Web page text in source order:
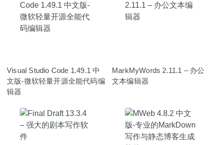
Visual Studio Code 1.49.1 中
文版-微软轻量开源全能代码编
辑器
MarkMyWords 2.11.1 – 办公
文本编辑器